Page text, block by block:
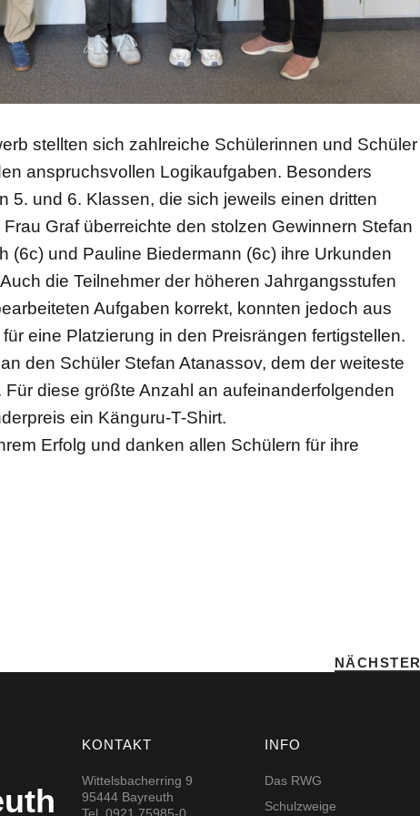
stellten sich zahlreiche Schülerinnen und Schüler
anspruchsvollen Logikaufgaben. Besonders
5. und 6. Klassen, die sich jeweils einen dritten
Graf überreichte den stolzen Gewinnern Stefan
(6c) und Pauline Biedermann (6c) ihre Urkunden
die Teilnehmer der höheren Jahrgangsstufen
Aufgaben korrekt, konnten jedoch aus
eine Platzierung in den Preisrängen fertigstellen.
den Schüler Stefan Atanassov, dem der weiteste
Für diese größte Anzahl an aufeinanderfolgenden
ein Känguru-T-Shirt.
Erfolg und danken allen Schülern für ihre
NÄCHSTER
KONTAKT
Wittelsbacherring 9
95444 Bayreuth
Tel. 0921 75985-0
INFO
Das RWG
Schulzweige